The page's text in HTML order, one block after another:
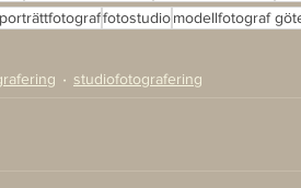
porträttfotograffotostudiomodellfotograf
studiofotografering